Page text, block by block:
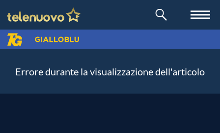
Errore durante la visualizzazione dell'articolo